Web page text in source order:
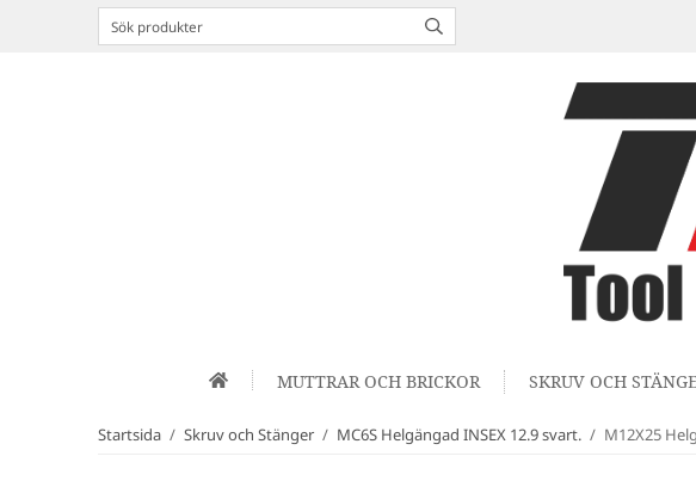
MUTTRAR OCH BRICKOR SKRUV OCH
Startsida / Skruv och Stänger / MC6S Helgängad INSEX 12.9 svart. / M12X25